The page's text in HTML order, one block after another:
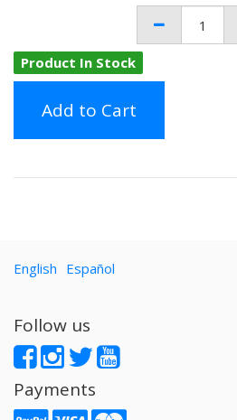
Product In Stock
Add to Cart
English Español
Follow us
Payments